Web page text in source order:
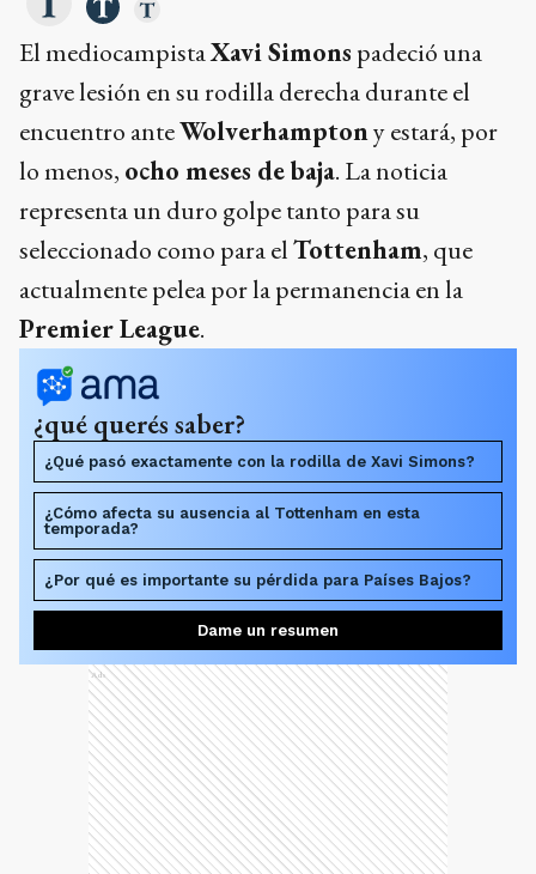
El mediocampistaXavi Simons padeció una
grave lesión en su rodilla derecha durante el
encuentro anteWolverhamptony estará, por
lo menos, ocho meses de baja. La noticia
representa un duro golpe tanto para su
seleccionado como para elTottenham, que
actualmente pelea por la permanencia en la
Premier League.
¿qué querés saber?
¿Qué pasó exactamente con la rodilla de Xavi Simons?
¿Cómo afecta su ausencia al Tottenham en esta
temporada?
¿Por qué es importante su pérdida para Países Bajos?
Dame un resumen
Ads